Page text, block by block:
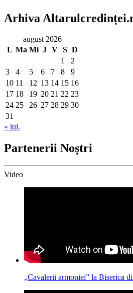
Arhiva
august 2026
L Ma Mi J V S D
1
2
3
4 5 6 7 8
9
10 11 12 13 14 15 16
17 18 19 20 21 22 23
24 25 26 27 28 29 30
31
« iul.
Partenerii Noștri
Video
„Cavalerii armoniei” la Biserica